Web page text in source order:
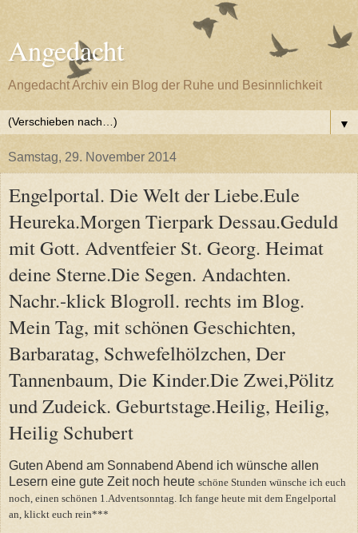
Angedacht
Angedacht Archiv ein Blog der Ruhe und Besinnlichkeit
▼
Samstag, 29. November 2014
Engelportal. Die Welt der Liebe.Eule
Heureka.Morgen Tierpark Dessau.Geduld
mit Gott. Adventfeier St. Georg. Heimat
deine Sterne.Die Segen. Andachten.
Nachr.-klick Blogroll. rechts im Blog.
Mein Tag, mit schönen Geschichten,
Barbaratag, Schwefelhölzchen, Der
Tannenbaum, Die Kinder.Die Zwei,Pölitz
und Zudeick. Geburtstage.Heilig, Heilig,
Heilig Schubert
Guten Abend am Sonnabend Abend ich wünsche allen
Lesern eine gute Zeit noch heute schöne Stunden wünsche ich euch
noch, einen schönen 1.Adventsonntag. Ich fange heute mit dem Engelportal
an, klickt euch rein***